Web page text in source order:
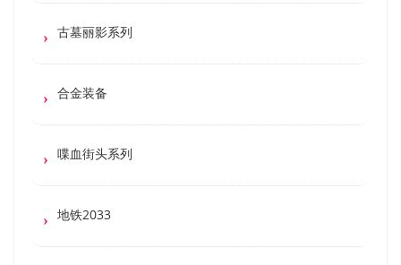
古墓丽影系列
合金装备
喋血街头系列
地铁2033